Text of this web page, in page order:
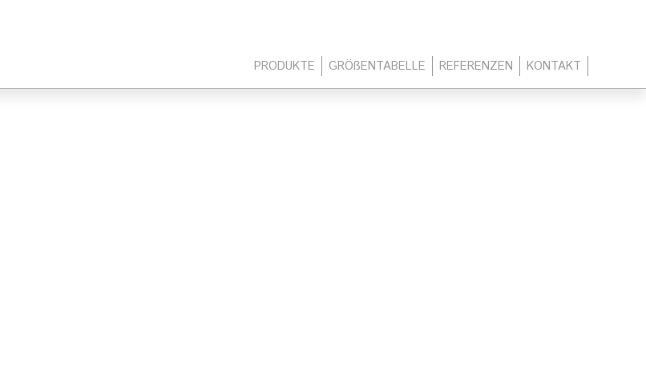
PRODUKTE GRÖßENTABELLE REFERENZEN KONTAKT